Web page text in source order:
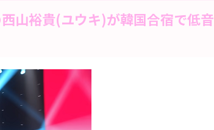
西山裕貴(ユウキ)が韓国合宿で低音